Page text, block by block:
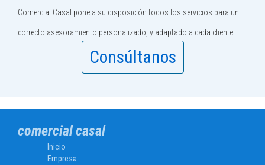
Comercial Casal pone a su disposición todos los servicios para un
correcto asesoramiento personalizado, y adaptado a cada cliente
Consúltanos
comercial casal
Inicio
Empresa